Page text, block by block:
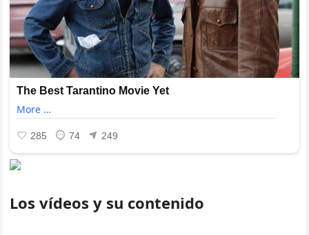
Los vídeos y su contenido